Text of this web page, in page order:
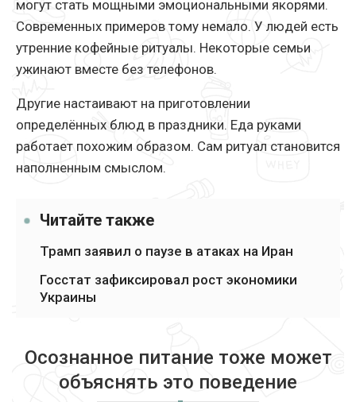
могут стать мощными эмоциональными якорями.
Современных примеров тому немало. У людей есть
утренние кофейные ритуалы. Некоторые семьи
ужинают вместе без телефонов.
Другие настаивают на приготовлении
определённых блюд в праздники. Еда руками
работает похожим образом. Сам ритуал становится
наполненным смыслом.
Читайте также
Трамп заявил о паузе в атаках на Иран
Госстат зафиксировал рост экономики
Украины
Осознанное питание тоже может
объяснять это поведение